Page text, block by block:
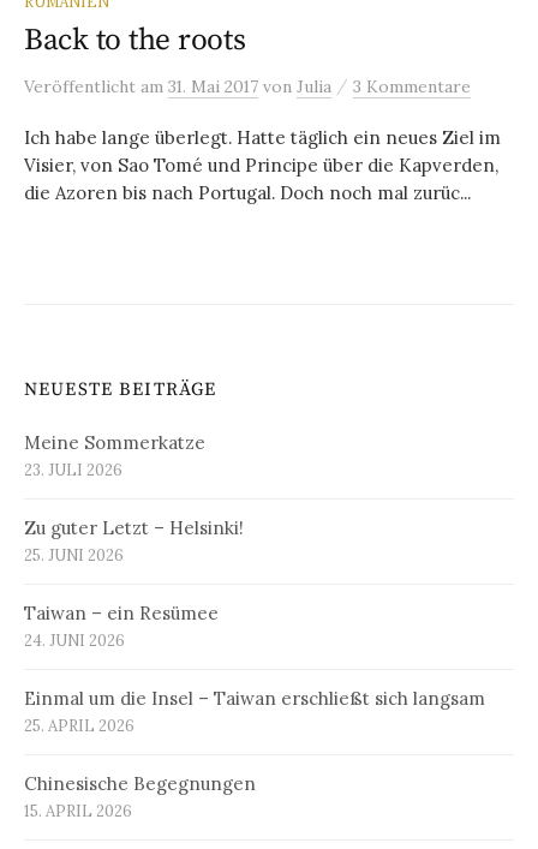
Back to the roots
Veröffentlicht am 31. Mai 2017 von Julia / 3 Kommentare
Ich habe lange überlegt. Hatte täglich ein neues Ziel im
Visier, von Sao Tomé und Principe über die Kapverden,
die Azoren bis nach Portugal. Doch noch mal zurüc...
NEUESTE BEITRÄGE
Meine Sommerkatze
23. JULI 2026
Zu guter Letzt – Helsinki!
25. JUNI 2026
Taiwan – ein Resümee
24. JUNI 2026
Einmal um die Insel – Taiwan erschließt sich langsam
25. APRIL 2026
Chinesische Begegnungen
15. APRIL 2026